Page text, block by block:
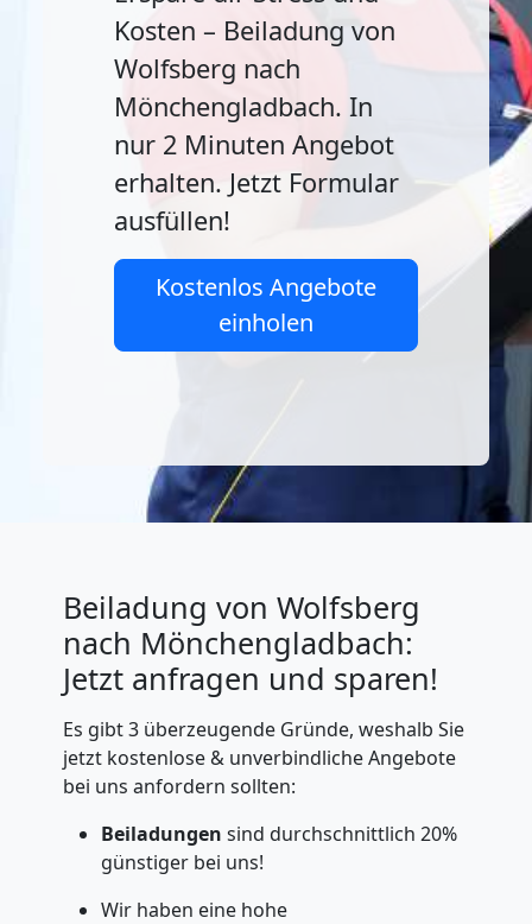
Kosten – Beiladung von
Wolfsberg nach
Mönchengladbach. In
nur 2 Minuten Angebot
erhalten. Jetzt Formular
ausfüllen!
Kostenlos Angebote
einholen
Beiladung von Wolfsberg
nach Mönchengladbach:
Jetzt anfragen und sparen!
Es gibt 3 überzeugende Gründe, weshalb Sie
jetzt kostenlose & unverbindliche Angebote
bei uns anfordern sollten:
Beiladungen sind durchschnittlich 20%
günstiger bei uns!
Wir haben eine hohe